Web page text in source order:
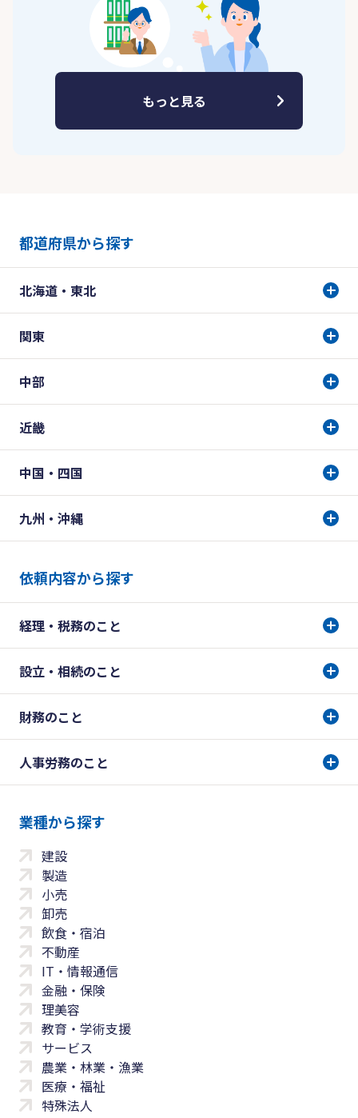
もっと見る
都道府県から探す
北海道・東北
関東
中部
近畿
中国・四国
九州・沖縄
依頼内容から探す
経理・税務のこと
設立・相続のこと
財務のこと
人事労務のこと
業種から探す
建設
製造
小売
卸売
飲食・宿泊
不動産
IT・情報通信
金融・保険
理美容
教育・学術支援
サービス
農業・林業・漁業
医療・福祉
特殊法人